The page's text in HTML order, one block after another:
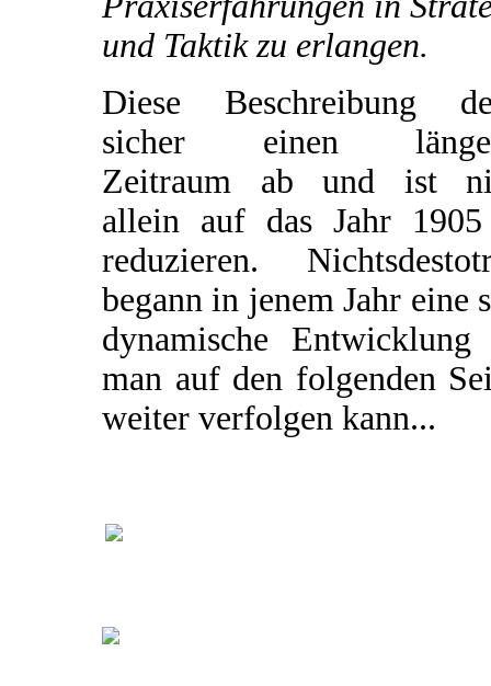
und Taktik zu erlangen.
Diese Beschreibung
sicher einen
Zeitraum ab und ist
allein auf das Jahr
reduzieren.
begann in jenem Jahr eine
dynamische Entwicklung
man auf den folgenden
weiter verfolgen kann...